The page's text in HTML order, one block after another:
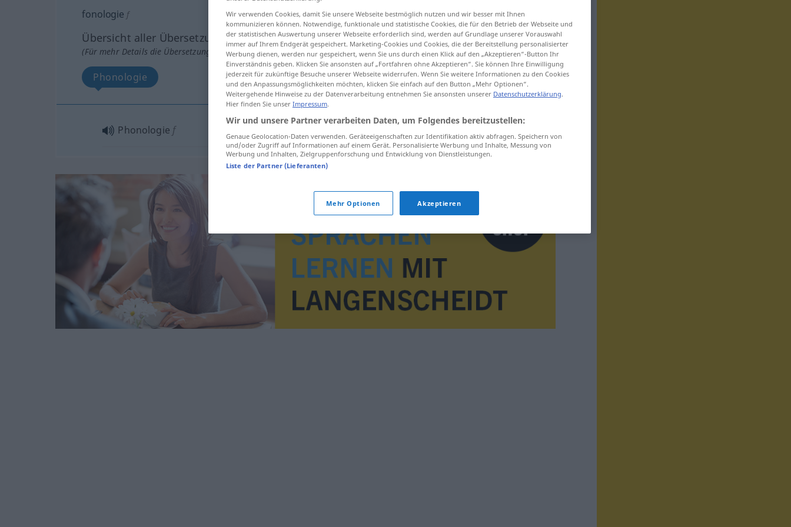
fonologie f
Übersicht aller Übersetzungen
(Für mehr Details die Übersetzung anklicken/antippen)
Phonologie
Phonologie f
Wir verwenden Cookies, damit Sie unsere Webseite bestmöglich nutzen und wir besser mit Ihnen
kommunizieren können. Notwendige, funktionale und statistische Cookies, die für den Betrieb der Webseite und
der statistischen Auswertung unserer Webseite erforderlich sind, werden auf Grundlage unserer Vorauswahl
immer auf Ihrem Endgerät gespeichert. Marketing-Cookies und Cookies, die der Bereitstellung personalisierter
Werbung dienen, werden nur gespeichert, wenn Sie uns durch einen Klick auf den „Akzeptieren“-Button Ihr
Einverständnis geben. Klicken Sie ansonsten auf „Fortfahren ohne Akzeptieren“. Sie können Ihre Einwilligung
jederzeit für zukünftige Besuche unserer Webseite widerrufen. Wenn Sie weitere Informationen zu den Cookies
und den Anpassungsmöglichkeiten möchten, klicken Sie einfach auf den Button „Mehr Optionen“.
Weitergehende Hinweise zu der Datenverarbeitung entnehmen Sie ansonsten unserer Datenschutzerklärung.
Hier finden Sie unser Impressum.
Wir und unsere Partner verarbeiten Daten, um Folgendes bereitzustellen:
Genaue Geolocation-Daten verwenden. Geräteeigenschaften zur Identifikation aktiv abfragen. Speichern von
und/oder Zugriff auf Informationen auf einem Gerät. Personalisierte Werbung und Inhalte, Messung von
Werbung und Inhalten, Zielgruppenforschung und Entwicklung von Dienstleistungen.
Liste der Partner (Lieferanten)
Mehr Optionen Akzeptieren